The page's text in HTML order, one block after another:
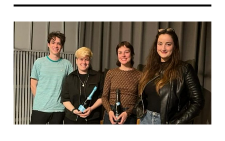
Jelentkezőknek
Kapcsolat